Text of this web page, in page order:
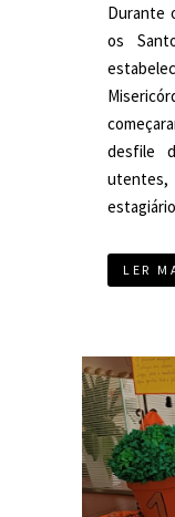
Durante
os
desfile
utentes,
LER